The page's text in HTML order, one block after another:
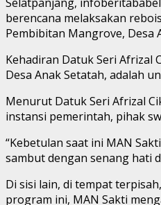
berencana melaksakan
Pembibitan Mangrove, Desa
Kehadiran Datuk Seri Afrizal
Desa Anak Setatah, adalah
Menurut Datuk Seri Afrizal
instansi pemerintah, pihak
“Kebetulan saat ini MAN
sambut dengan senang hati
Di sisi lain, di tempat
program ini, MAN Sakti